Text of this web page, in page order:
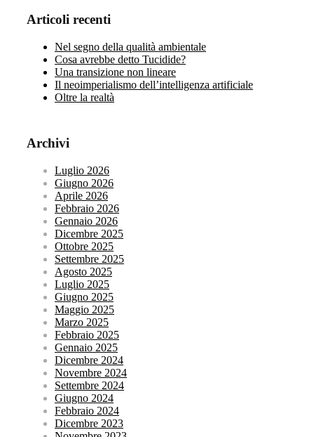
Articoli recenti
Nel segno della qualità ambientale
Cosa avrebbe detto Tucidide?
Una transizione non lineare
Il neoimperialismo dell’intelligenza artificiale
Oltre la realtà
Archivi
Luglio 2026
Giugno 2026
Aprile 2026
Febbraio 2026
Gennaio 2026
Dicembre 2025
Ottobre 2025
Settembre 2025
Agosto 2025
Luglio 2025
Giugno 2025
Maggio 2025
Marzo 2025
Febbraio 2025
Gennaio 2025
Dicembre 2024
Novembre 2024
Settembre 2024
Giugno 2024
Febbraio 2024
Dicembre 2023